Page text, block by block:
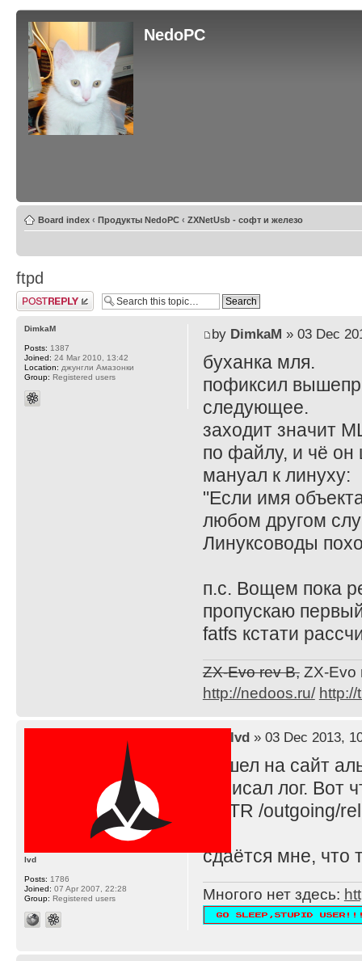
NedoPC
Board index ‹ Продукты NedoPC ‹ ZXNetUsb - софт и железо
ftpd
Post a reply
by DimkaM » 03 Dec
буханка мля.
пофиксил
следующее.
заходит значит
по файлу, и чё он
мануал к линуху:
"Если имя
любом другом
Линуксоводы
п.с. Вощем пока
пропускаю
fatfs кстати
ZX-Evo rev B,ZX-Evo
http://nedoos.ru/ http://
DimkaM
Posts: 1387
Joined: 24 Mar 2010, 13:42
Location: джунгли Амазонки
Group: Registered users
lvd» 03 Dec 2013,
Зашел на сайт
записал лог. Вот
RETR /outgoing/
сдаётся мне, что
Многого нет здесь:
lvd
Posts: 1786
Joined: 07 Apr 2007, 22:28
Group: Registered users